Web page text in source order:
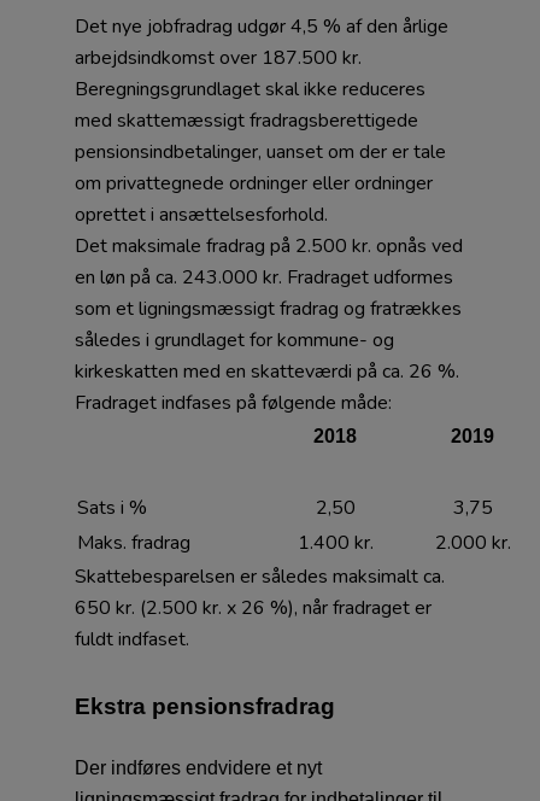
Det nye jobfradrag udgør 4,5 % af den årlige
arbejdsindkomst over 187.500 kr.
Beregningsgrundlaget skal ikke reduceres
med skattemæssigt fradragsberettigede
pensionsindbetalinger, uanset om der er tale
om privattegnede ordninger eller ordninger
oprettet i ansættelsesforhold.
Det maksimale fradrag på 2.500 kr. opnås ved
en løn på ca. 243.000 kr. Fradraget udformes
som et ligningsmæssigt fradrag og fratrækkes
således i grundlaget for kommune- og
kirkeskatten med en skatteværdi på ca. 26 %.
Fradraget indfases på følgende måde:
2018 2019
Sats i % 2,50
3,75
Maks. fradrag
1.400 kr.
2.000 kr.
Skattebesparelsen er således maksimalt ca.
650 kr. (2.500 kr. x 26 %), når fradraget er
fuldt indfaset.
Ekstra pensionsfradrag
Der indføres endvidere et nyt